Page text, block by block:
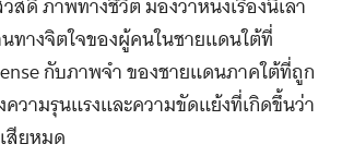
ทางจิตใจของผู้คนในชายแดนใต้ที่
กับภาพจํา ของชายแดนภาคใต้ที่ถูก
วามรุนแรงและความขัดแย้งที่เกิดขึ้นว่า
สียหมด